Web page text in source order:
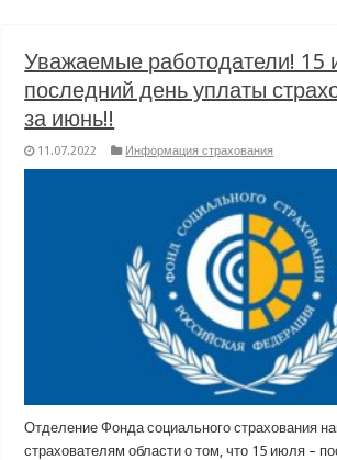
Уважаемые работодатели! 15
последний день уплаты
за июнь!!
11.07.2022 Информация страхования
Отделение Фонда социального страхования
страхователям области о том, что 15 июля –